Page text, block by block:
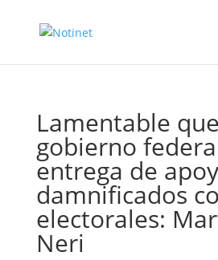
Lamentable que
gobierno
entrega de
damnificados
electorales:
Neri